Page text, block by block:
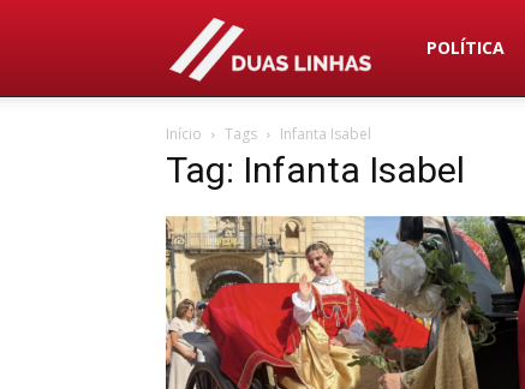
Duas
POLÍTICA
Início Tags Infanta Isabel
Tag: Infanta Isabel